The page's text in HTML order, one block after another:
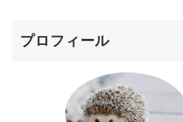
プロフィール